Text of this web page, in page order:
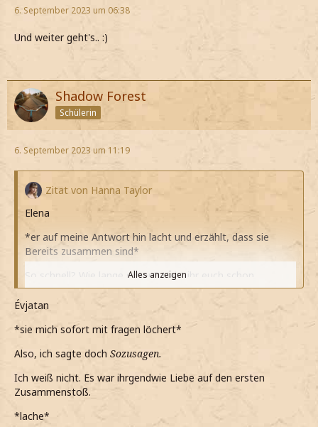
6. September 2023 um 06:38
Und weiter geht's.. :)
Shadow Forest
Schülerin
6. September 2023 um 11:19
Zitat von Hanna Taylor
Elena
*er auf meine Antwort hin lacht und erzählt, dass sie
Bereits zusammen sind*
So schnell? Wie lange schon? Habt ihr euch schon
geküsst?
*ihn sofort mit Fragen löchere*
*ihn wohl eher nicht nach Sven hätte fragen sollen, da auf
einmal Tränen in seine Augen steigen*
*auf einmal so sehr in Mitleid verfalle, dass in als Trost
einfach umarme*
Das tut mir so leid
Alles anzeigen
Évjatan
*sie mich sofort mit fragen löchert*
Also, ich sagte doch Sozusagen.
Ich weiß nicht. Es war ihrgendwie Liebe auf den ersten
Zusammenstoß.
*lache*